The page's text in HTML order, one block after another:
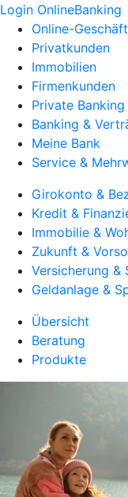
Login OnlineBanking
Online-
Privatkunden
Immobilien
Firmenkunden
Private Banking
Banking &
Meine Bank
Service &
Girokonto &
Kredit &
Immobilie &
Zukunft &
Versicherung &
Geldanlage &
Übersicht
Beratung
Produkte